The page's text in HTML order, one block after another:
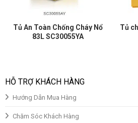
Tủ An Toàn Chống Cháy Nổ
83L SC30055YA
Tủ
HỖ TRỢ KHÁCH HÀNG
Hướng Dẫn Mua Hàng
Chăm Sóc Khách Hàng